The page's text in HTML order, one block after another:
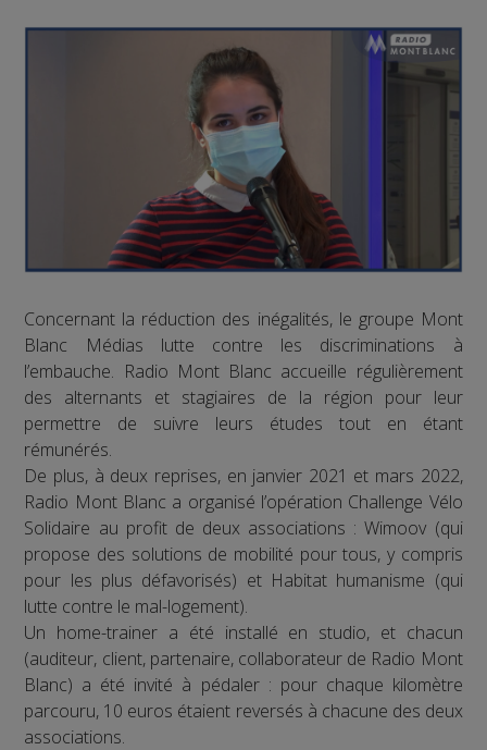
Concernant la réduction des inégalités, le groupe Mont
Blanc Médias lutte contre les discriminations à
l’embauche. Radio Mont Blanc accueille régulièrement
des alternants et stagiaires de la région pour leur
permettre de suivre leurs études tout en étant
rémunérés.
De plus, à deux reprises, en janvier 2021 et mars 2022,
Radio Mont Blanc a organisé l’opération Challenge Vélo
Solidaire au profit de deux associations : Wimoov (qui
propose des solutions de mobilité pour tous, y compris
pour les plus défavorisés) et Habitat humanisme (qui
lutte contre le mal-logement).
Un home-trainer a été installé en studio, et chacun
(auditeur, client, partenaire, collaborateur de Radio Mont
Blanc) a été invité à pédaler : pour chaque kilomètre
parcouru, 10 euros étaient reversés à chacune des deux
associations.